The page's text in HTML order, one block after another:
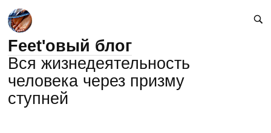
Feet'овый блог
Вся жизнедеятельность
человека через призму
ступней